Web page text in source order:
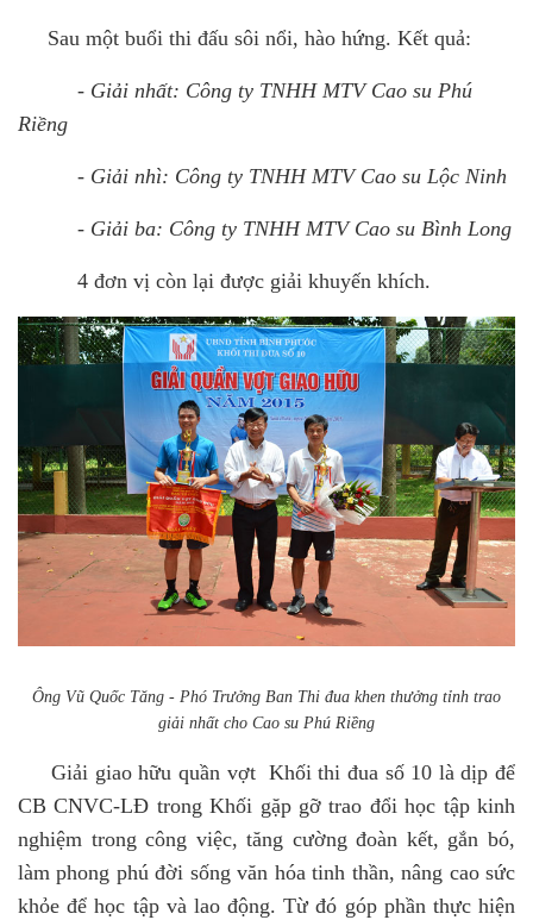
Sau một buổi thi đấu sôi nổi, hào hứng. Kết quả:
- Giải nhất: Công ty TNHH MTV Cao su Phú
Riềng
- Giải nhì: Công ty TNHH MTV Cao su Lộc Ninh
- Giải ba: Công ty TNHH MTV Cao su Bình Long
4 đơn vị còn lại được giải khuyến khích.
Ông Vũ Quốc Tăng - Phó Trưởng Ban Thi đua khen thưởng tỉnh trao
giải nhất cho Cao su Phú Riềng
Giải giao hữu quần vợt Khối thi đua số 10 là dịp để
CB CNVC-LĐ trong Khối gặp gỡ trao đổi học tập kinh
nghiệm trong công việc, tăng cường đoàn kết, gắn bó,
làm phong phú đời sống văn hóa tinh thần, nâng cao sức
khỏe để học tập và lao động. Từ đó góp phần thực hiện